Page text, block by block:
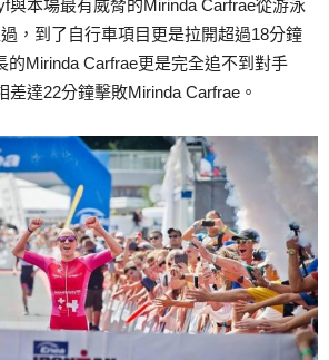
與本場最有威脅的Mirinda Carfrae從游泳
，到了自行車項目更是拉開超過18分鐘
的Mirinda Carfrae更是完全追不到對手
差達22分鐘擊敗Mirinda Carfrae。